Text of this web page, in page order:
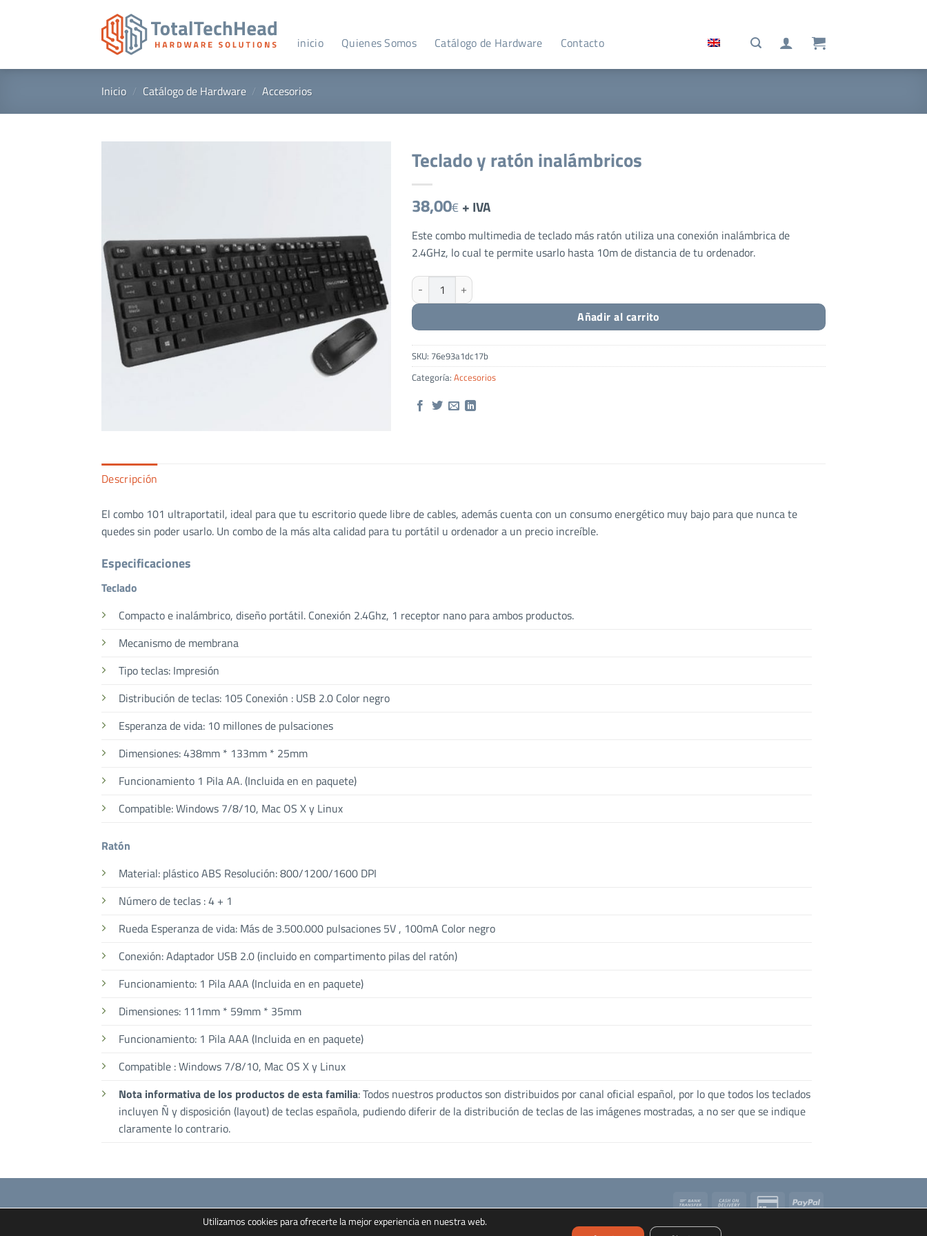
inicio Quienes Somos Catálogo de Hardware Contacto
Inicio / Catálogo de Hardware / Accesorios
Teclado y ratón inalámbricos
38,00€ + IVA
Este combo multimedia de teclado más ratón utiliza una conexión inalámbrica de
2.4GHz, lo cual te permite usarlo hasta 10m de distancia de tu ordenador.
Teclado y ratón inalámbricos cantidad
Añadir al carrito
SKU: 76e93a1dc17b
Categoría: Accesorios
Descripción
El combo 101 ultraportatil, ideal para que tu escritorio quede libre de cables, además cuenta con un consumo energético muy bajo para que nunca te
quedes sin poder usarlo. Un combo de la más alta calidad para tu portátil u ordenador a un precio increíble.
Especificaciones
Teclado
Compacto e inalámbrico, diseño portátil. Conexión 2.4Ghz, 1 receptor nano para ambos productos.
Mecanismo de membrana
Tipo teclas: Impresión
Distribución de teclas: 105 Conexión : USB 2.0 Color negro
Esperanza de vida: 10 millones de pulsaciones
Dimensiones: 438mm * 133mm * 25mm
Funcionamiento 1 Pila AA. (Incluida en en paquete)
Compatible: Windows 7/8/10, Mac OS X y Linux
Ratón
Material: plástico ABS Resolución: 800/1200/1600 DPI
Número de teclas : 4 + 1
Rueda Esperanza de vida: Más de 3.500.000 pulsaciones 5V , 100mA Color negro
Conexión: Adaptador USB 2.0 (incluido en compartimento pilas del ratón)
Funcionamiento: 1 Pila AAA (Incluida en en paquete)
Dimensiones: 111mm * 59mm * 35mm
Funcionamiento: 1 Pila AAA (Incluida en en paquete)
Compatible : Windows 7/8/10, Mac OS X y Linux
Nota informativa de los productos de esta familia: Todos nuestros productos son distribuidos por canal oficial español, por lo que todos los teclados
incluyen Ñ y disposición (layout) de teclas española, pudiendo diferir de la distribución de teclas de las imágenes mostradas, a no ser que se indique
claramente lo contrario.
Bank
Cash
Credit
PayPal
Términos y Condiciones Política de Cookies Política de Privacidad Derecho de desistimiento
Utilizamos cookies para ofrecerte la mejor experiencia en nuestra web.